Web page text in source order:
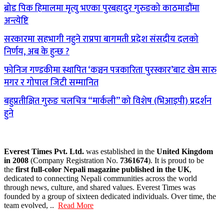
ब्रोड पिक हिमालमा मृत्यु भएका पुरबहादुर गुरुङको काठमाडौंमा
अन्त्येष्टि
सरकारमा सहभागी नहुने राप्रपा बागमती प्रदेश संसदीय दलको
निर्णय, अब के हुन्छ ?
फोनिज गण्डकीमा स्थापित ‘कञ्चन पत्रकारिता पुरस्कार’बाट खेम सारु
मगर र गोपाल जिटी सम्मानित
बहुप्रतीक्षित गुरुङ चलचित्र “मार्कली” को विशेष (भिआइपी) प्रदर्शन
हुने
Everest Times Pvt. Ltd. was established in the United Kingdom
in 2008 (Company Registration No. 7361674). It is proud to be
the first full-color Nepali magazine published in the UK,
dedicated to connecting Nepali communities across the world
through news, culture, and shared values. Everest Times was
founded by a group of sixteen dedicated individuals. Over time, the
team evolved, .. Read More